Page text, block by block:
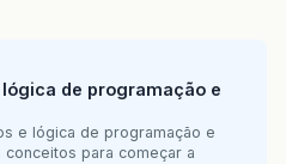
de programação e
e lógica de programação e
para começar a